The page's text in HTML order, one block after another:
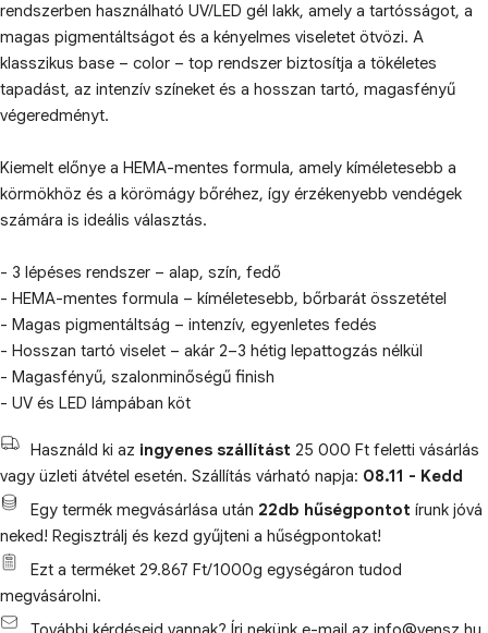
rendszerben használható UV/LED gél lakk, amely a tartósságot, a
magas pigmentáltságot és a kényelmes viseletet ötvözi. A
klasszikus base – color – top rendszer biztosítja a tökéletes
tapadást, az intenzív színeket és a hosszan tartó, magasfényű
végeredményt.
Kiemelt előnye a HEMA-mentes formula, amely kíméletesebb a
körmökhöz és a körömágy bőréhez, így érzékenyebb vendégek
számára is ideális választás.
- 3 lépéses rendszer – alap, szín, fedő
- HEMA-mentes formula – kíméletesebb, bőrbarát összetétel
- Magas pigmentáltság – intenzív, egyenletes fedés
- Hosszan tartó viselet – akár 2–3 hétig lepattogzás nélkül
- Magasfényű, szalonminőségű finish
- UV és LED lámpában köt
Használd ki az ingyenes szállítást 25 000 Ft feletti vásárlás
vagy üzleti átvétel esetén. Szállítás várható napja: 08.11 - Kedd
Egy termék megvásárlása után 22db hűségpontot írunk jóvá
neked! Regisztrálj és kezd gyűjteni a hűségpontokat!
Ezt a terméket 29.867 Ft/1000g egységáron tudod
megvásárolni.